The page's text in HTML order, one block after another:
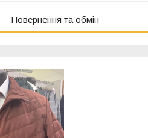
Повернення та обмін